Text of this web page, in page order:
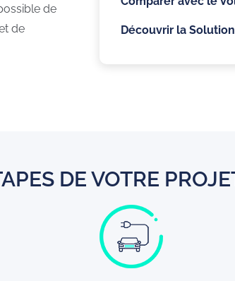
de
de
Découvrir la
DE VOTRE